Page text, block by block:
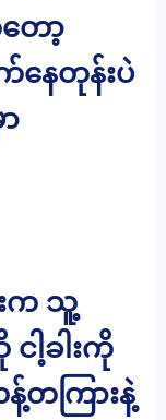
ော့
ေတုန်းပဲ
က သူ့
ါ့ခါးကို
တကြားနဲ့